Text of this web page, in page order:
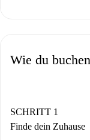
Wie du
SCHRITT 1
Finde dein Zuhause